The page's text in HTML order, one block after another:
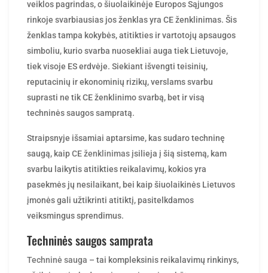
rinkoje svarbiausias jos ženklas yra CE ženklinimas. Šis
ženklas tampa kokybės, atitikties ir vartotojų apsaugos
simboliu, kurio svarba nuosekliai auga tiek Lietuvoje,
tiek visoje ES erdvėje. Siekiant išvengti teisinių,
reputacinių ir ekonominių rizikų, verslams svarbu
suprasti ne tik CE ženklinimo svarbą, bet ir visą
techninės saugos sampratą.
saugą, kaip CE ženklinimasįsilieja į šią sistemą, kam
svarbu laikytis atitikties reikalavimų, kokios yra
pasekmės jų nesilaikant, bei kaip šiuolaikinės Lietuvos
įmonės gali užtikrinti atitiktį, pasitelkdamos
veiksmingus sprendimus.
Techninė sauga– tai kompleksinis reikalavimų rinkinys,
užtikrinantis, kad gaminys ar įrenginys būtų saugus